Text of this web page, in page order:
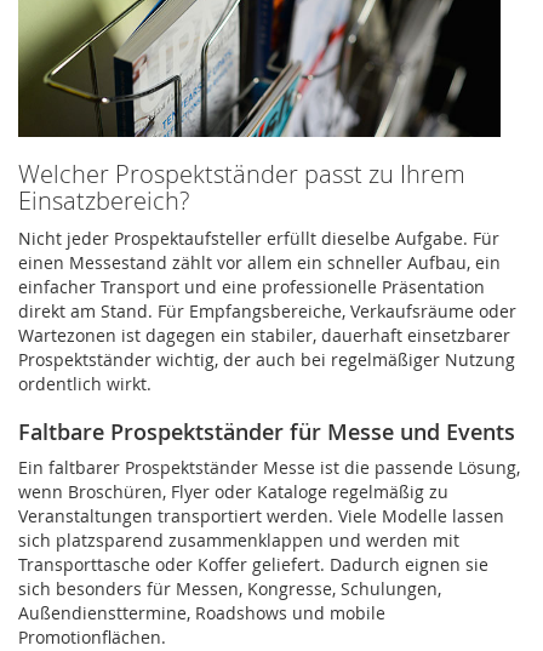
Welcher Prospektständer passt zu Ihrem
Einsatzbereich?
Nicht jeder Prospektaufsteller erfüllt dieselbe Aufgabe. Für
einen Messestand zählt vor allem ein schneller Aufbau, ein
einfacher Transport und eine professionelle Präsentation
direkt am Stand. Für Empfangsbereiche, Verkaufsräume oder
Wartezonen ist dagegen ein stabiler, dauerhaft einsetzbarer
Prospektständer wichtig, der auch bei regelmäßiger Nutzung
ordentlich wirkt.
Faltbare Prospektständer für Messe und Events
Ein faltbarer Prospektständer Messe ist die passende Lösung,
wenn Broschüren, Flyer oder Kataloge regelmäßig zu
Veranstaltungen transportiert werden. Viele Modelle lassen
sich platzsparend zusammenklappen und werden mit
Transporttasche oder Koffer geliefert. Dadurch eignen sie
sich besonders für Messen, Kongresse, Schulungen,
Außendiensttermine, Roadshows und mobile
Promotionflächen.